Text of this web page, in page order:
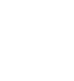
على جانب كبير
العديد من